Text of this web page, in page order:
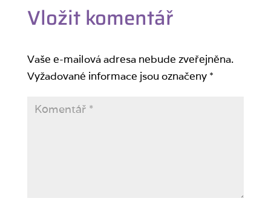
Vložit komentář
Vaše e-mailová adresa nebude zveřejněna.
Vyžadované informace jsou označeny *